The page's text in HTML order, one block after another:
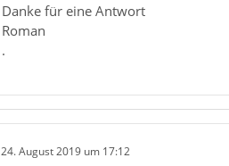
Danke für eine Antwort
Roman
.
24. August 2019 um 17:12